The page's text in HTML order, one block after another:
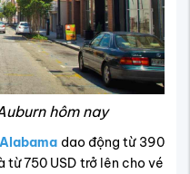
hôm nay
dao động từ 390
750 USD trở lên cho vé